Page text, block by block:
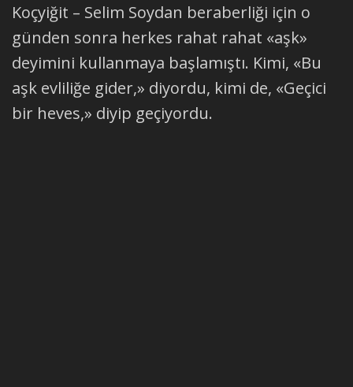
Koçyiğit – Selim Soydan beraberliği için o
günden sonra herkes rahat rahat «aşk»
deyimini kullanmaya başlamıştı. Kimi, «Bu
aşk evliliğe gider,» diyordu, kimi de, «Geçici
bir heves,» diyip geçiyordu.